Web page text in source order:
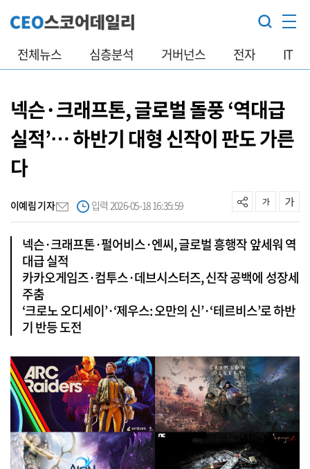
전체뉴스 심층분석 거버넌스 전자 IT
넥슨·크래프톤, 글로벌 돌풍 ‘역대급
실적’… 하반기 대형 신작이 판도 가른
다
이예림 기자 입력 2026-05-18 16:35:59
넥슨·크래프톤·펄어비스·엔씨, 글로벌 흥행작 앞세워 역
대급 실적
카카오게임즈·컴투스·데브시스터즈, 신작 공백에 성장세
주춤
‘크로노 오디세이’·‘제우스: 오만의 신’·‘테르비스’로 하반
기 반등 도전